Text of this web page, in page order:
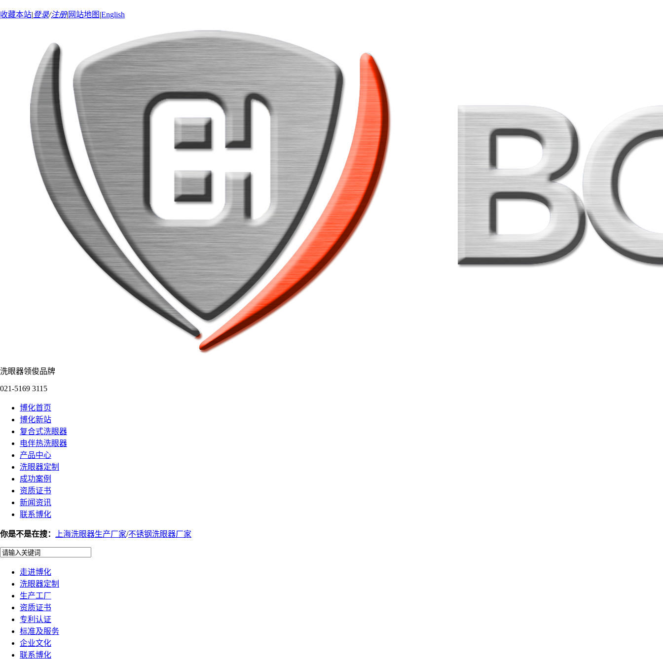
收藏本站|登录/注册| 网站地图 |English
洗眼器领俊品牌
021-5169 3115
博化首页
博化新站
复合式洗眼器
电伴热洗眼器
产品中心
洗眼器定制
成功案例
资质证书
新闻资讯
联系博化
你是不是在搜： 上海洗眼器生产厂家/不锈钢洗眼器厂家
走进博化
洗眼器定制
生产工厂
资质证书
专利认证
标准及服务
企业文化
联系博化